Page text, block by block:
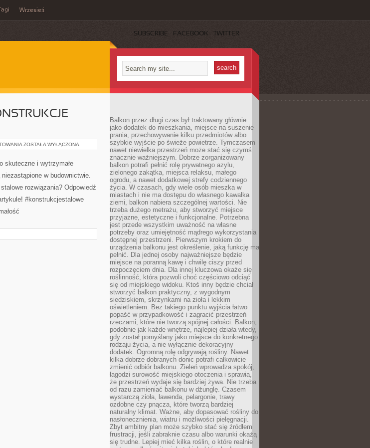
Tagi Wrzesień
SUBSCRIBE FACEBOOK TWITTER
SKUTECZNE
KONSTRUKCJE
STALOWE
ZOSTAŁA WYŁĄCZONA
skuteczne i wytrzymałe
w budownictwie.
rozwiązania? Odpowiedź
#konstrukcjestalowe
Balkon przez długi czas był traktowany głównie
jako dodatek do mieszkania, miejsce na suszenie
prania, przechowywanie kilku przedmiotów albo
szybkie wyjście po świeże powietrze. Tymczasem
nawet niewielka przestrzeń może stać się czymś
znacznie ważniejszym. Dobrze zorganizowany
balkon potrafi pełnić rolę prywatnego azylu,
zielonego zakątka, miejsca relaksu, małego
ogrodu, a nawet dodatkowej strefy codziennego
życia. W czasach, gdy wiele osób mieszka w
miastach i nie ma dostępu do własnego kawałka
ziemi, balkon nabiera szczególnej wartości. Nie
trzeba dużego metrażu, aby stworzyć miejsce
przyjazne, estetyczne i funkcjonalne. Potrzebna
jest przede wszystkim uważność na własne
potrzeby oraz umiejętność mądrego wykorzystania
dostępnej przestrzeni. Pierwszym krokiem do
urządzenia balkonu jest określenie, jaką funkcję ma
pełnić. Dla jednej osoby najważniejsze będzie
miejsce na poranną kawę i chwilę ciszy przed
rozpoczęciem dnia. Dla innej kluczowa okaże się
roślinność, która pozwoli choć częściowo odciąć
się od miejskiego widoku. Ktoś inny będzie chciał
stworzyć balkon praktyczny, z wygodnym
siedziskiem, skrzynkami na zioła i lekkim
oświetleniem. Bez takiego punktu wyjścia łatwo
popaść w przypadkowość i zagracić przestrzeń
rzeczami, które nie tworzą spójnej całości. Balkon,
podobnie jak każde wnętrze, najlepiej działa wtedy,
gdy został pomyślany jako miejsce do konkretnego
rodzaju życia, a nie wyłącznie dekoracyjny
dodatek. Ogromną rolę odgrywają rośliny. Nawet
kilka dobrze dobranych donic potrafi całkowicie
zmienić odbiór balkonu. Zieleń wprowadza spokój,
łagodzi surowość miejskiego otoczenia i sprawia,
że przestrzeń wydaje się bardziej żywa. Nie trzeba
od razu zamieniać balkonu w dżunglę. Czasem
wystarczą zioła, lawenda, pelargonie, trawy
ozdobne czy pnącza, które tworzą bardziej
naturalny klimat. Ważne, aby dopasować rośliny do
nasłonecznienia, wiatru i możliwości pielęgnacji.
Zbyt ambitny plan może szybko stać się źródłem
frustracji, jeśli zabraknie czasu albo warunki okażą
się trudne. Lepiej mieć kilka roślin, o które realnie